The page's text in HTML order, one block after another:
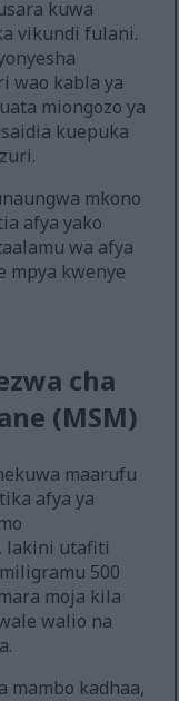
kuwa
vikundi fulani.
wao kabla ya
miongozo ya
kuepuka
mkono
afya yako
wa afya
mpya kwenye
cha
(MSM)
maarufu
afya ya
lakini utafiti
500
moja kila
walio na
mambo kadhaa,